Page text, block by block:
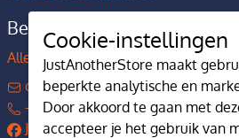
Bedrijfsgegevens
Alles over JustAnotherStore
contact@justanotherstore.nl
+31 73 644 7405
JustAnotherStore
Cookie-instellingen
JustAnotherStore maakt
beperkte analytische en
Door akkoord te gaan met
accepteer je het gebruik van